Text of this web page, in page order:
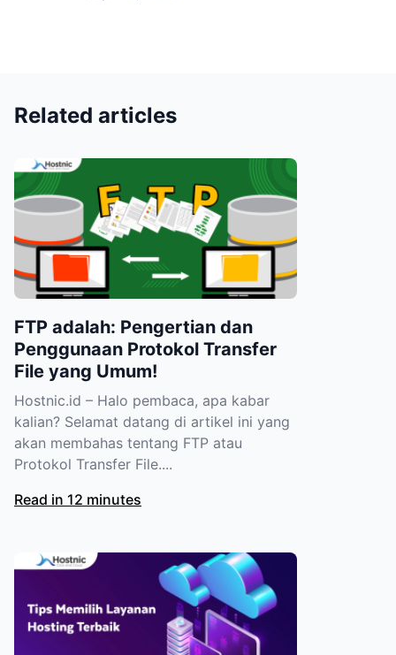
Related articles
FTP adalah: Pengertian dan
Penggunaan Protokol Transfer
File yang Umum!
Hostnic.id – Halo pembaca, apa kabar
kalian? Selamat datang di artikel ini yang
akan membahas tentang FTP atau
Protokol Transfer File....
Read in 12 minutes